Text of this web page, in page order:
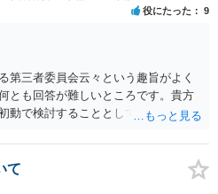
役にたった 9
第三者委員会云々という趣旨がよく
とも回答が難しいところです。貴方
動で検討することとしては、クリニ
と思います。それらを踏まえてクリ
あれば、クリニックに対して具体的
て